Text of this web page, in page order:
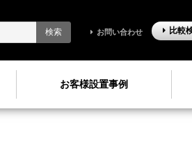
お客様設置事例
検索 お問い合わせ 比較